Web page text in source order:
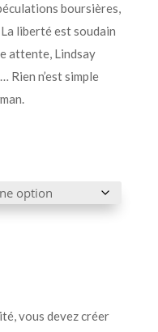
boursières,
liberté est soudain
attente, Lindsay
Rien n’est simple
vous devez créer